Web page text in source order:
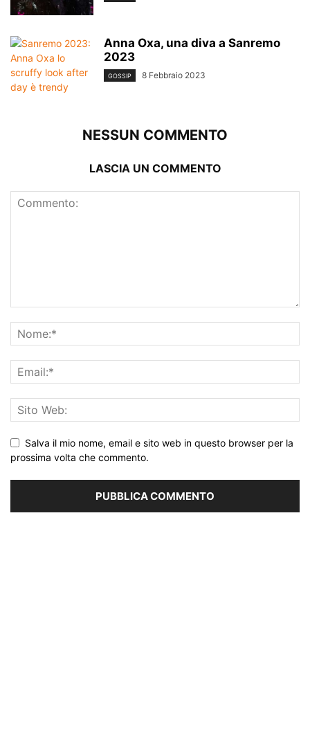
Anna Oxa, una diva a Sanremo
2023
GOSSIP 8 Febbraio 2023
NESSUN COMMENTO
LASCIA UN COMMENTO
Salva il mio nome, email e sito web in questo browser per la
prossima volta che commento.